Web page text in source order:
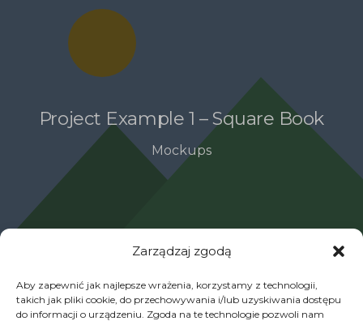
Zarządzaj zgodą
Aby zapewnić jak najlepsze wrażenia, korzystamy z technologii,
takich jak pliki cookie, do przechowywania i/lub uzyskiwania dostępu
do informacji o urządzeniu. Zgoda na te technologie pozwoli nam
Project Example 1 – Square Book
Mockups